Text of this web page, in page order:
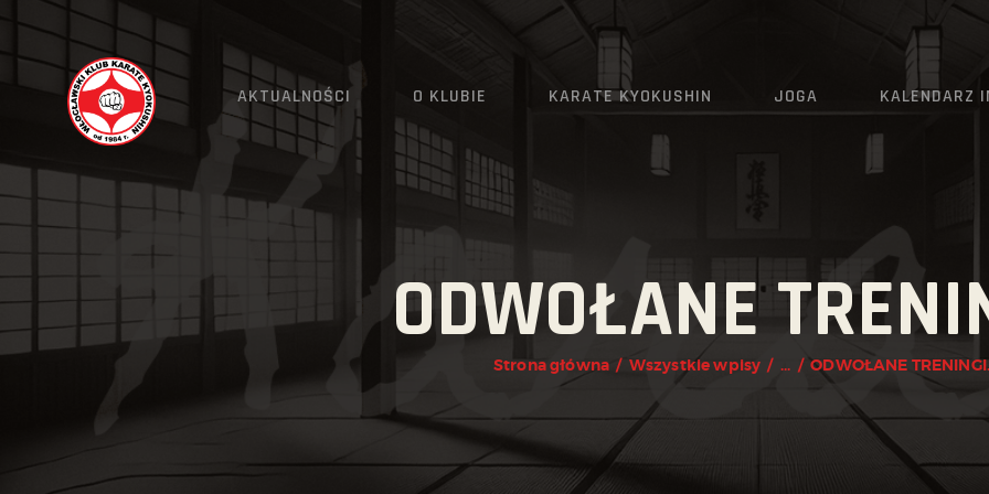
AKTUALNOŚCI O KLUBIE KARATE KYOKUSHIN JOGA KALENDARZ
ODWOŁANE
Strona główna Wszystkie wpisy ... ODWOŁANE
AKTUALNOŚCI
O KLUBIE
KARATE KYOKUSHIN
JOGA
GRAFIK
ZAPISY
KONTAKT